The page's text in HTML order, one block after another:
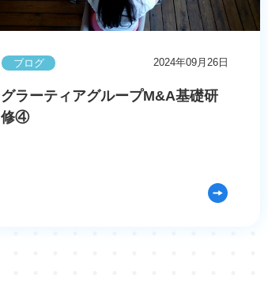
ブログ 2024年09月26日
グラーティアグループM&A基礎研
修④